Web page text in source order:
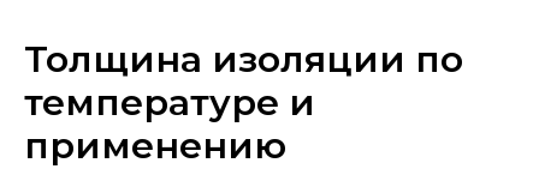
Толщина изоляции по
температуре и
применению